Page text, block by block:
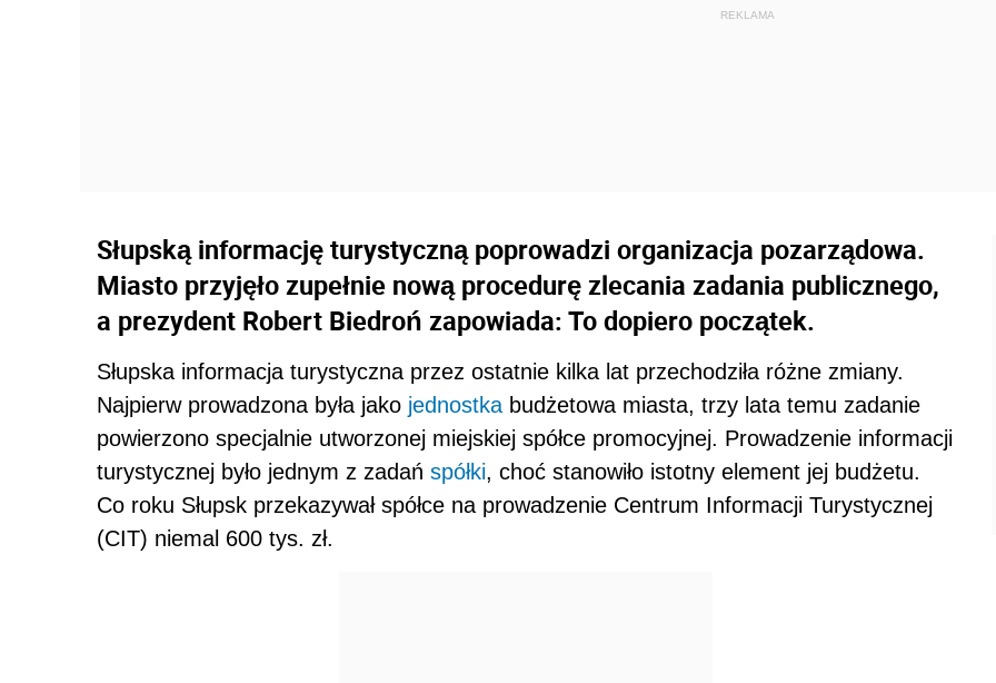
Słupską informację turystyczną poprowadzi organizacja pozarządowa.
Miasto przyjęło zupełnie nową procedurę zlecania zadania publicznego,
a prezydent Robert Biedroń zapowiada: To dopiero początek.
Słupska informacja turystyczna przez ostatnie kilka lat przechodziła różne zmiany.
Najpierw prowadzona była jako jednostka budżetowa miasta, trzy lata temu zadanie
powierzono specjalnie utworzonej miejskiej spółce promocyjnej. Prowadzenie informacji
turystycznej było jednym z zadań spółki, choć stanowiło istotny element jej budżetu.
Co roku Słupsk przekazywał spółce na prowadzenie Centrum Informacji Turystycznej
(CIT) niemal 600 tys. zł.